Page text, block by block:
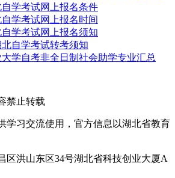
自学考试网上报名条件
自学考试网上报名时间
自学考试网上报名须知
自学考试转考须知
大学自考非全日制社会助学专业汇总
禁止转载
学习交流使用，官方信息以湖北省教育
区洪山东区34号湖北省科技创业大厦A